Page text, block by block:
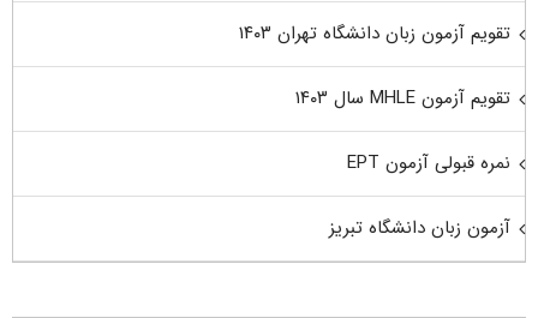
تقویم آزمون زبان دانشگاه تهران ۱۴۰۳
تقویم آزمون MHLE سال ۱۴۰۳
نمره قبولی آزمون EPT
آزمون زبان دانشگاه تبریز